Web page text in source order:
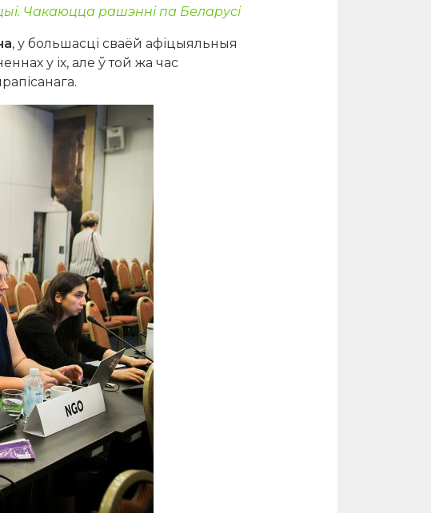
Чакаюцца рашэнні па Беларусі
, у большасці сваёй афіцыяльныя
у іх, але ў той жа час